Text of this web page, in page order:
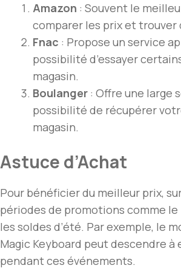
Amazon : Souvent le
comparer les prix et trouver
Fnac : Propose un service
possibilité d’essayer
magasin.
Boulanger : Offre une large
possibilité de récupérer
magasin.
Astuce d’Achat
Pour bénéficier du meilleur prix,
périodes de promotions comme le
les soldes d’été. Par exemple, le
Magic Keyboard peut descendre à
pendant ces événements.